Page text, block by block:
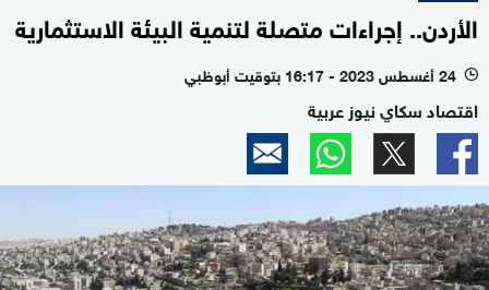
الأردن.. إجراءات متصلة لتنمية البيئة الاستثمارية
l 24 أغسطس 2023 - 16:17 بتوقيت أبوظبي
اقتصاد سكاي نيوز عربية